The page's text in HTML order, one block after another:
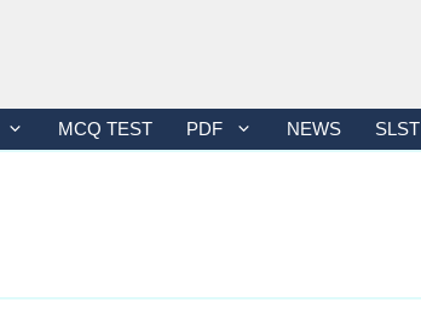
MCQ TEST PDF NEWS SLST